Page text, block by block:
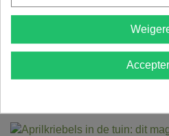
Bodemverbetering
compost of grond kies